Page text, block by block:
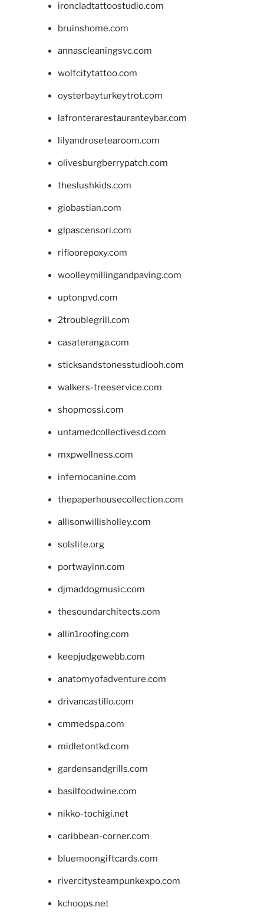
ironcladtattoostudio.com
bruinshome.com
annascleaningsvc.com
wolfcitytattoo.com
oysterbayturkeytrot.com
lafronterarestauranteybar.com
lilyandrosetearoom.com
olivesburgberrypatch.com
theslushkids.com
giobastian.com
glpascensori.com
rifloorepoxy.com
woolleymillingandpaving.com
uptonpvd.com
2troublegrill.com
casateranga.com
sticksandstonesstudiooh.com
walkers-treeservice.com
shopmossi.com
untamedcollectivesd.com
mxpwellness.com
infernocanine.com
thepaperhousecollection.com
allisonwillisholley.com
solslite.org
portwayinn.com
djmaddogmusic.com
thesoundarchitects.com
allin1roofing.com
keepjudgewebb.com
anatomyofadventure.com
drivancastillo.com
cmmedspa.com
midletontkd.com
gardensandgrills.com
basilfoodwine.com
nikko-tochigi.net
caribbean-corner.com
bluemoongiftcards.com
rivercitysteampunkexpo.com
kchoops.net